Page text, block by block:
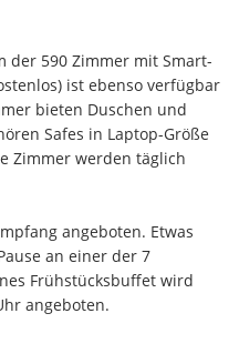
der 590 Zimmer mit Smart-
ist ebenso verfügbar
bieten Duschen und
Safes in Laptop-Größe
Zimmer werden täglich
angeboten. Etwas
an einer der 7
Frühstücksbuffet wird
angeboten.